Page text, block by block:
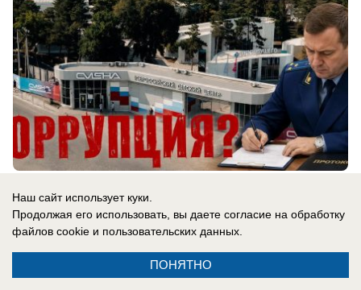
В России
СВО новости: украинцы платят за
«похищения» с учений, Трамп отказал
Наш сайт использует куки.
Продолжая его использовать, вы даете согласие на обработку
файлов cookie и пользовательских данных.
ПОНЯТНО